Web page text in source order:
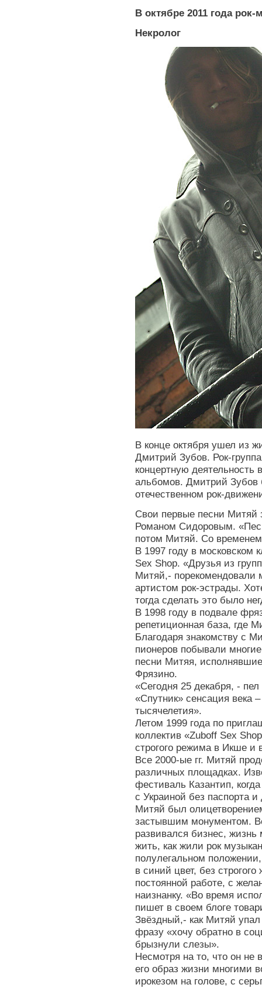
В октябре 2011 года
Некролог
В конце октября ушел из
Дмитрий Зубов. Рок-
концертную деятельность
альбомов. Дмитрий Зубов
отечественном рок-
Свои первые песни Митяй
Романом Сидоровым.
потом Митяй. Со временем
В 1997 году в московском
Sex Shop. «Друзья из
Митяй,- порекомендовали
артистом рок-эстрады.
тогда сделать это было
В 1998 году в подвале
репетиционная база, где
Благодаря знакомству с
пионеров побывали
песни Митяя,
Фрязино.
«Сегодня 25 декабря, -
«Спутник» сенсация века
тысячелетия».
Летом 1999 года по
коллектив «Zuboff Sex
строгого режима в Икше и
Все 2000-ые гг. Митяй
различных площадках.
фестиваль Казантип,
с Украиной без паспорта и
Митяй был
застывшим монументом.
развивался бизнес, жизнь
жить, как жили рок
полулегальном
в синий цвет, без
постоянной работе, с
наизнанку. «Во время
пишет в своем блоге
Звёздный,- как Митяй
фразу «хочу обратно в
брызнули слезы».
Несмотря на то, что он не
его образ жизни многими
ирокезом на голове, с